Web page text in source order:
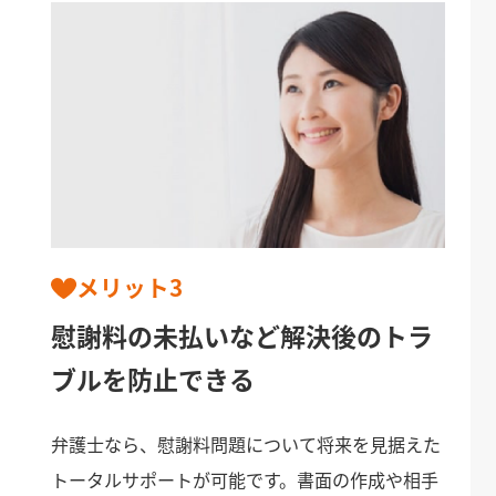
メリット3
慰謝料の未払いなど解決後のトラ
ブルを防止できる
弁護士なら、慰謝料問題について将来を見据えた
トータルサポートが可能です。書面の作成や相手